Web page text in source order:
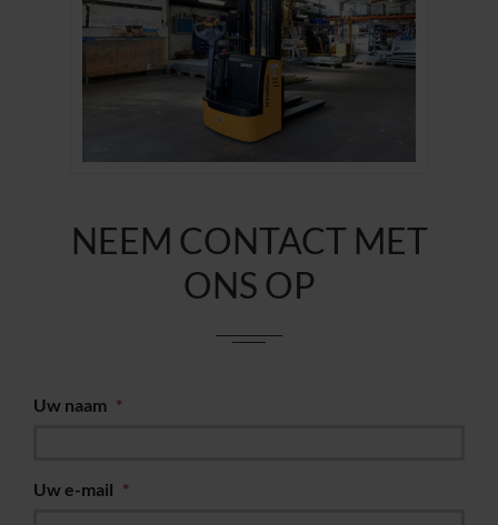
NEEM CONTACT MET
ONS OP
Uw naam *
Uw e-mail *